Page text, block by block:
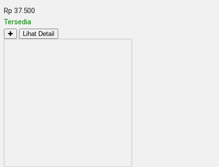
Rp 37.500
Tersedia
✚ Lihat Detail